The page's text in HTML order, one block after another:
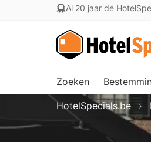
Al 20 jaar dé
Zoeken
HotelSpecials.be